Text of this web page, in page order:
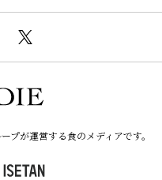
が運営する食のメディアです。